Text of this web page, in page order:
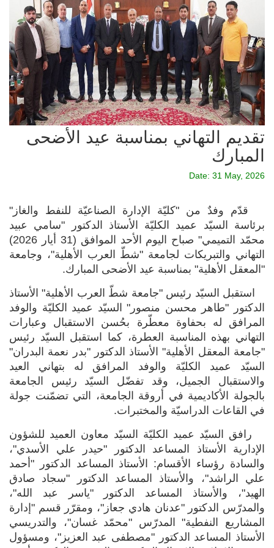
تقديم التهاني بمناسبة عيد الأضحى
المبارك
Date: 31 May, 2026
قدّم وفدٌ من "كليّة الإدارة الصناعيّة للنفط والغاز"
برئاسة السيّد عميد الكليّة الأستاذ الدكتور "سامي عبيد
محمّد التميمي" صباح اليوم الأحد الموافق (31 أيار 2026)
التهاني والتبريكات لجامعة "شطّ العرب الأهلية"، وجامعة
"المعقل الأهلية" بمناسبة عيد الأضحى المبارك.
استقبل السيّد رئيس "جامعة شطّ العرب الأهلية" الأستاذ
الدكتور "طاهر محسن منصور" السيّد عميد الكليّة والوفد
المرافق له بحفاوة معطّرة بحُسن الاستقبال وعبارات
التهاني بهذه المناسبة العطرة، كما استقبل السيّد رئيس
"جامعة المعقل الأهلية" الأستاذ الدكتور "بدر نعمة البدران"
السيّد عميد الكليّة والوفد المرافق له بتهاني العيد
والاستقبال الجميل، وقد تفضّل السيّد رئيس الجامعة
بالجولة الأكاديمية في أروقة الجامعة، التي تضمّنت جولة
في القاعات الدراسيّة والمختبرات.
رافق السيّد عميد الكليّة السيّد معاون العميد للشؤون
الإدارية الأستاذ المساعد الدكتور "حيدر علي الأسدي"،
والسادة رؤساء الأقسام: الأستاذ المساعد الدكتور "أحمد
علي الراشد"، والأستاذ المساعد الدكتور "سجاد صادق
الهيد"، والأستاذ المساعد الدكتور "ياسر عبد الله"،
والمدرّس الدكتور "عدنان هادي جعاز"، ومقرّر قسم "إدارة
المشاريع النفطية" المدرّس "محمّد غسان"، والتدريسي
الأستاذ المساعد الدكتور "مصطفى عبد العزيز"، ومسؤول